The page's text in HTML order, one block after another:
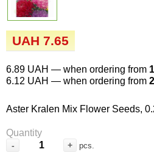
UAH 7.65
6.89 UAH — when ordering from
6.12 UAH — when ordering from
Aster Kralen Mix Flower Seeds,
Quantity
- + pcs.
Семена перца
Удобрения «Сударушка»,
Удобрения «Чистый лист»
300 г
Удобрения «Чистый лист» в
Опрыскиватели